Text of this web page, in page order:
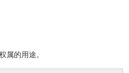
的用途。